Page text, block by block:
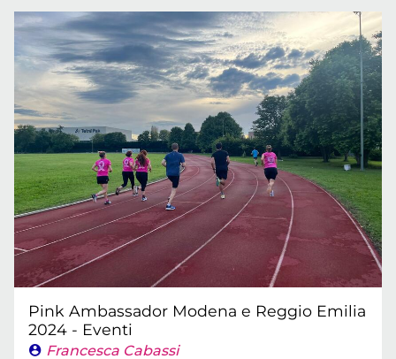
Pink Ambassador Modena e Reggio Emilia
2024 - Eventi
Francesca Cabassi